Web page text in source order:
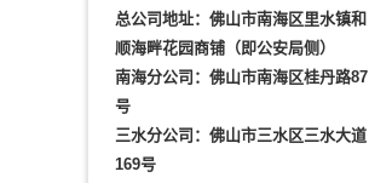
总公司地址：佛山市南海区里水镇和
顺海畔花园商铺（即公安局侧）
南海分公司：佛山市南海区桂丹路87
号
三水分公司：佛山市三水区三水大道
169号